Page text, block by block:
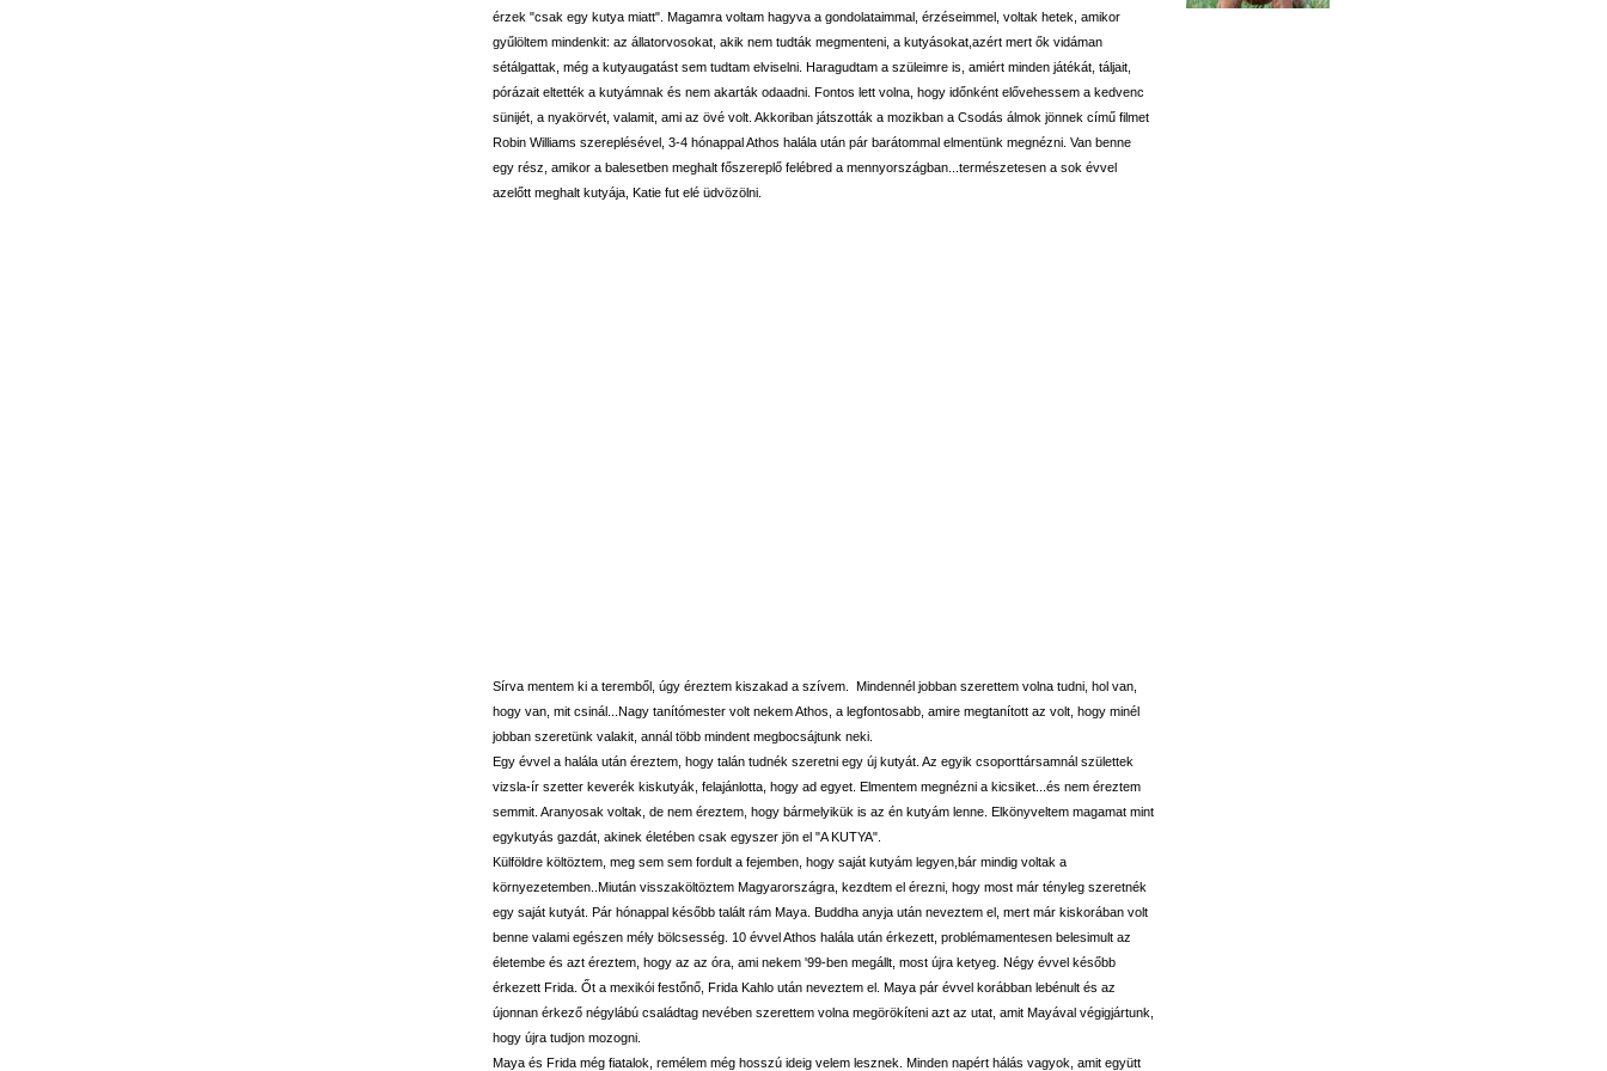
érzek "csak egy kutya miatt". Magamra voltam hagyva a gondolataimmal, érzéseimmel, voltak hetek, amikor
gyűlöltem mindenkit: az állatorvosokat, akik nem tudták megmenteni, a kutyásokat,azért mert ők vidáman
sétálgattak, még a kutyaugatást sem tudtam elviselni. Haragudtam a szüleimre is, amiért minden játékát, táljait,
pórázait eltették a kutyámnak és nem akarták odaadni. Fontos lett volna, hogy időnként elővehessem a kedvenc
sünijét, a nyakörvét, valamit, ami az övé volt. Akkoriban játszották a mozikban a Csodás álmok jönnek című filmet
Robin Williams szereplésével, 3-4 hónappal Athos halála után pár barátommal elmentünk megnézni. Van benne
egy rész, amikor a balesetben meghalt főszereplő felébred a mennyországban...természetesen a sok évvel
azelőtt meghalt kutyája, Katie fut elé üdvözölni.
Sírva mentem ki a teremből, úgy éreztem kiszakad a szívem. Mindennél jobban szerettem volna tudni, hol van,
hogy van, mit csinál...Nagy tanítómester volt nekem Athos, a legfontosabb, amire megtanított az volt, hogy minél
jobban szeretünk valakit, annál több mindent megbocsájtunk neki.
Egy évvel a halála után éreztem, hogy talán tudnék szeretni egy új kutyát. Az egyik csoporttársamnál születtek
vizsla-ír szetter keverék kiskutyák, felajánlotta, hogy ad egyet. Elmentem megnézni a kicsiket...és nem éreztem
semmit. Aranyosak voltak, de nem éreztem, hogy bármelyikük is az én kutyám lenne. Elkönyveltem magamat mint
egykutyás gazdát, akinek életében csak egyszer jön el "A KUTYA".
Külföldre költöztem, meg sem sem fordult a fejemben, hogy saját kutyám legyen,bár mindig voltak a
környezetemben..Miután visszaköltöztem Magyarországra, kezdtem el érezni, hogy most már tényleg szeretnék
egy saját kutyát. Pár hónappal később talált rám Maya. Buddha anyja után neveztem el, mert már kiskorában volt
benne valami egészen mély bölcsesség. 10 évvel Athos halála után érkezett, problémamentesen belesimult az
életembe és azt éreztem, hogy az az óra, ami nekem '99-ben megállt, most újra ketyeg. Négy évvel később
érkezett Frida. Őt a mexikói festőnő, Frida Kahlo után neveztem el. Maya pár évvel korábban lebénult és az
újonnan érkező négylábú családtag nevében szerettem volna megörökíteni azt az utat, amit Mayával végigjártunk,
hogy újra tudjon mozogni.
Maya és Frida még fiatalok, remélem még hosszú ideig velem lesznek. Minden napért hálás vagyok, amit együtt